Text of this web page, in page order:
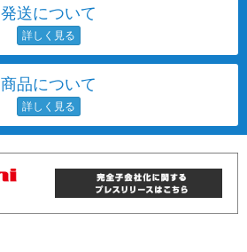
発送について
商品について